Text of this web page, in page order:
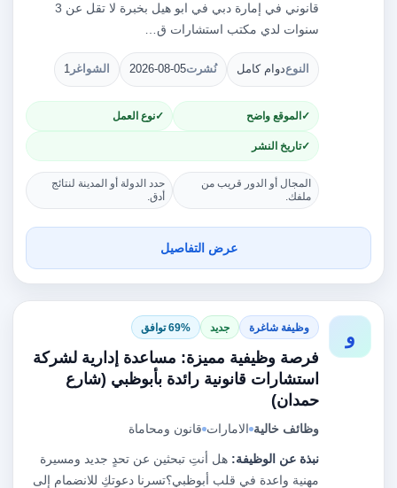
قانوني في إمارة دبي في ابو هيل بخبرة لا تقل عن 3
سنوات لدي مكتب استشارات ق…
النوعدوام كامل نُشرت2026-08-05 الشواغر 1
الموقع واضح نوع العمل
تاريخ النشر
المجال أو الدور قريب من
ملفك.
حدد الدولة أو المدينة لنتائج
أدق.
عرض التفاصيل
و وظيفة شاغرة جديد 69% توافق
فرصة وظيفية مميزة: مساعدة إدارية لشركة
استشارات قانونية رائدة بأبوظبي (شارع
حمدان)
وظائف خالية الامارات قانون ومحاماة
نبذة عن الوظيفة: هل أنتِ تبحثين عن تحدٍ جديد ومسيرة
مهنية واعدة في قلب أبوظبي؟تسرنا دعوتكِ للانضمام إلى